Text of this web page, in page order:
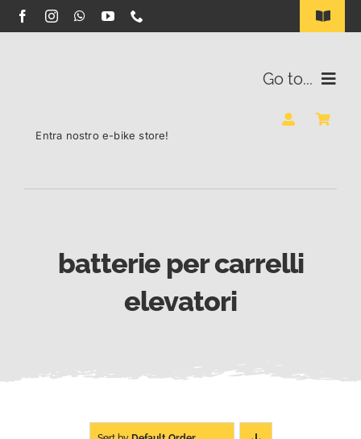
Salta
Toggle
BLOG
Entra nostro e-bike store!
Go to...
batterie per carrelli
elevatori